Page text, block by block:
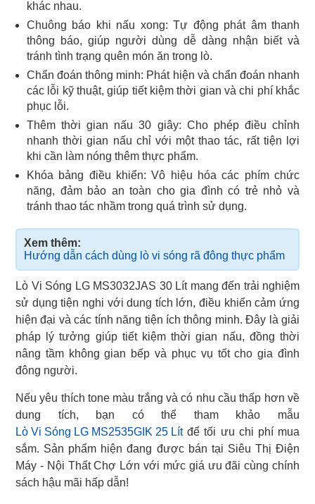
khác nhau.
Chuông báo khi nấu xong: Tự động phát âm thanh
thông báo, giúp người dùng dễ dàng nhận biết và
tránh tình trạng quên món ăn trong lò.
Chẩn đoán thông minh: Phát hiện và chẩn đoán nhanh
các lỗi kỹ thuật, giúp tiết kiệm thời gian và chi phí khắc
phục lỗi.
Thêm thời gian nấu 30 giây: Cho phép điều chỉnh
nhanh thời gian nấu chỉ với một thao tác, rất tiện lợi
khi cần làm nóng thêm thực phẩm.
Khóa bảng điều khiển: Vô hiệu hóa các phím chức
năng, đảm bảo an toàn cho gia đình có trẻ nhỏ và
tránh thao tác nhầm trong quá trình sử dụng.
Xem thêm:
Hướng dẫn cách dùng lò vi sóng rã đông thực phẩm
Lò Vi Sóng LG MS3032JAS 30 Lít mang đến trải nghiệm
sử dụng tiện nghi với dung tích lớn, điều khiển cảm ứng
hiện đại và các tính năng tiện ích thông minh. Đây là giải
pháp lý tưởng giúp tiết kiệm thời gian nấu, đồng thời
nâng tầm không gian bếp và phục vụ tốt cho gia đình
đông người.
Nếu yêu thích tone màu trắng và có nhu cầu thấp hơn về
Lò Vi Sóng LG MS2535GIK 25 Lítđể tối ưu chi phí mua
sắm. Sản phẩm hiện đang được bán tại Siêu Thị Điện
Máy - Nội Thất Chợ Lớn với mức giá ưu đãi cùng chính
sách hậu mãi hấp dẫn!